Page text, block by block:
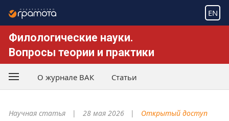
EN
Филологические науки.
Вопросы теории и практики
О журнале ВАК Статьи
Научная статья 28 мая 2026 Открытый доступ